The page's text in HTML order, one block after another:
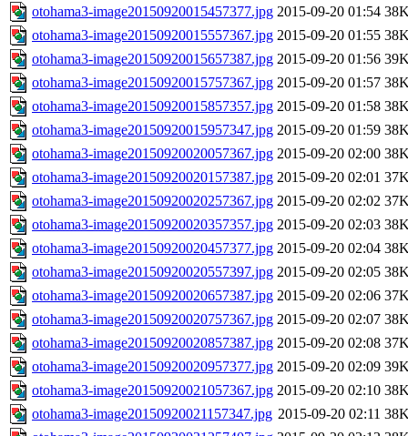
otohama3-image20150920015457377.jpg 2015-09-20 01:54
otohama3-image20150920015557367.jpg 2015-09-20 01:55
otohama3-image20150920015657387.jpg 2015-09-20 01:56
otohama3-image20150920015757367.jpg 2015-09-20 01:57
otohama3-image20150920015857357.jpg 2015-09-20 01:58
otohama3-image20150920015957347.jpg 2015-09-20 01:59
otohama3-image20150920020057367.jpg 2015-09-20 02:00
otohama3-image20150920020157387.jpg 2015-09-20 02:01
otohama3-image20150920020257367.jpg 2015-09-20 02:02
otohama3-image20150920020357357.jpg 2015-09-20 02:03
otohama3-image20150920020457377.jpg 2015-09-20 02:04
otohama3-image20150920020557397.jpg 2015-09-20 02:05
otohama3-image20150920020657387.jpg 2015-09-20 02:06
otohama3-image20150920020757367.jpg 2015-09-20 02:07
otohama3-image20150920020857387.jpg 2015-09-20 02:08
otohama3-image20150920020957377.jpg 2015-09-20 02:09
otohama3-image20150920021057367.jpg 2015-09-20 02:10
otohama3-image20150920021157347.jpg 2015-09-20 02:11